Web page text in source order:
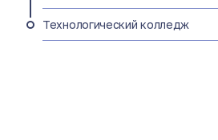
Технологический колледж